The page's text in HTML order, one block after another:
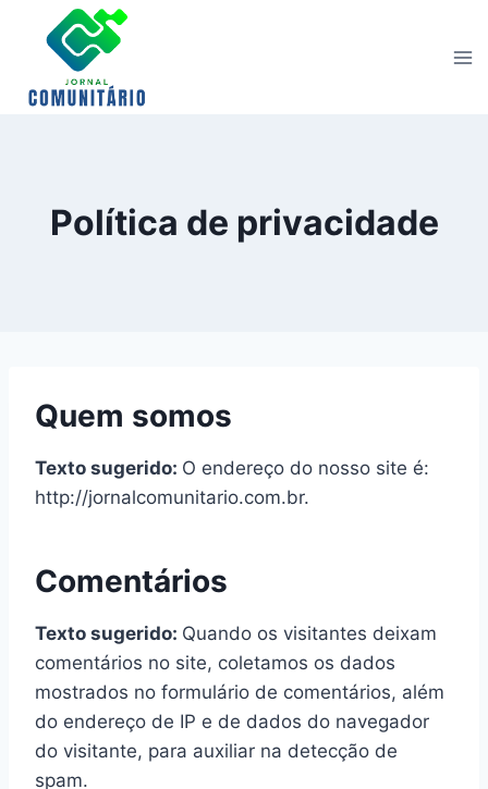
Política de privacidade
Quem somos
Texto sugerido: O endereço do nosso site é:
http://jornalcomunitario.com.br.
Comentários
Texto sugerido: Quando os visitantes deixam
comentários no site, coletamos os dados
mostrados no formulário de comentários, além
do endereço de IP e de dados do navegador
do visitante, para auxiliar na detecção de
spam.